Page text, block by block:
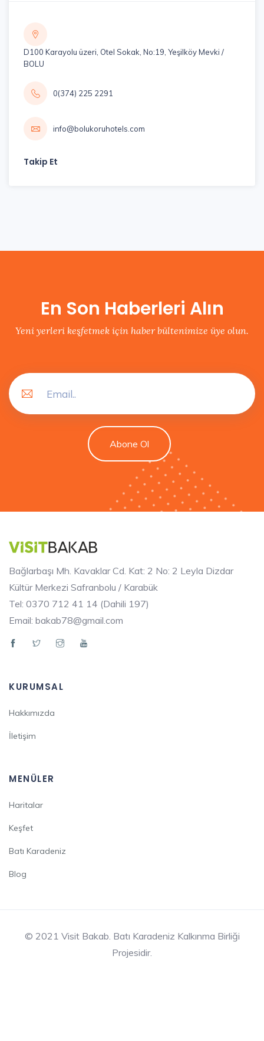
D100 Karayolu üzeri, Otel Sokak, No:19, Yeşilköy Mevki /
BOLU
0(374) 225 2291
info@bolukoruhotels.com
Takip Et
En Son Haberleri Alın
Yeni yerleri keşfetmek için haber bültenimize üye olun.
Abone Ol
Bağlarbaşı Mh. Kavaklar Cd. Kat: 2 No: 2 Leyla Dizdar
Kültür Merkezi Safranbolu / Karabük
Tel: 0370 712 41 14 (Dahili 197)
Email: bakab78@gmail.com
KURUMSAL
Hakkımızda
İletişim
MENÜLER
Haritalar
Keşfet
Batı Karadeniz
Blog
© 2021 Visit Bakab. Batı Karadeniz Kalkınma Birliği
Projesidir.